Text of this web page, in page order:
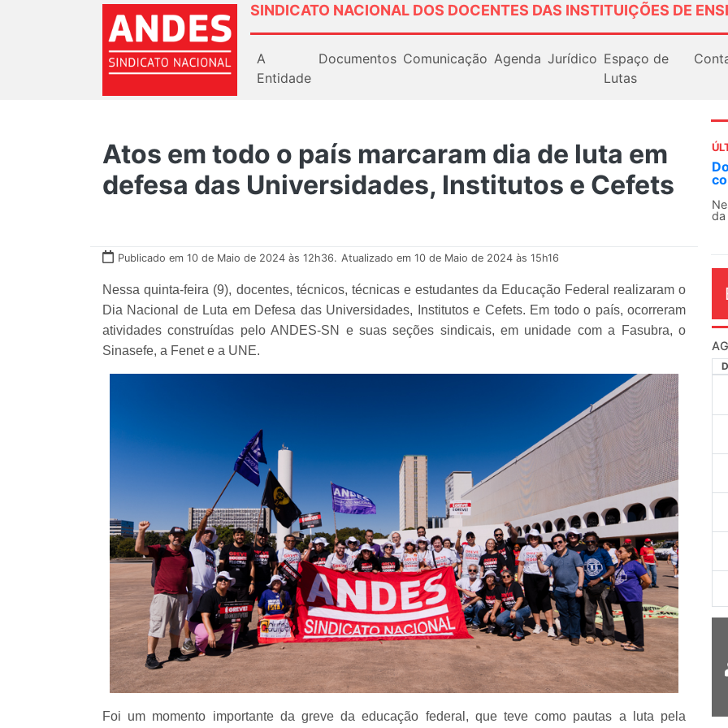
SINDICATO NACIONAL DOS DOCENTES DAS INSTITUIÇÕES DE
A
Entidade
Documentos Comunicação Agenda Jurídico Espaço de
Lutas
Atos em todo o país marcaram dia de luta em
defesa das Universidades, Institutos e Cefets
Publicado em 10 de Maio de 2024 às 12h36. Atualizado em 10 de Maio de 2024 às 15h16
Nessa quinta-feira (9), docentes, técnicos, técnicas e estudantes da Educação Federal realizaram o
Dia Nacional de Luta em Defesa das Universidades, Institutos e Cefets. Em todo o país, ocorreram
atividades construídas pelo ANDES-SN e suas seções sindicais, em unidade com a Fasubra, o
Sinasefe, a Fenet e a UNE.
Foi um momento importante da greve da educação federal, que teve como pautas a luta pela
O